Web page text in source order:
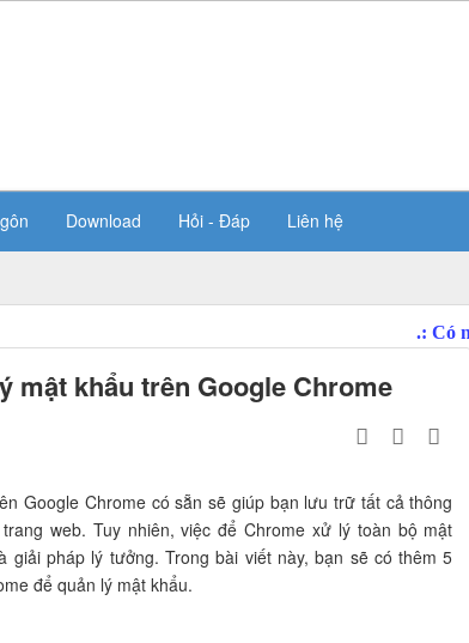
Download Hỏi - Đáp Liên hệ
mật khẩu trên Google Chrome
Google Chrome có sẵn sẽ giúp bạn lưu trữ tất cả thông
web. Tuy nhiên, việc để Chrome xử lý toàn bộ mật
giải pháp lý tưởng. Trong bài viết này, bạn sẽ có thêm 5
để quản lý mật khẩu.